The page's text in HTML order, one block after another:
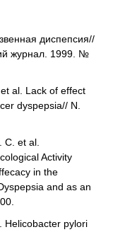
диспепсия//
журнал. 1999. №
al. Lack of effect
dyspepsia// N.
C. et al.
Activity
in the
and as an
Helicobacter pylori